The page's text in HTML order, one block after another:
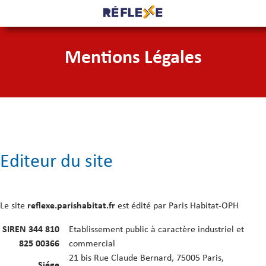
Mentions Légales
Editeur du site
Le site reflexe.parishabitat.fr est édité par Paris Habitat-OPH
SIREN 344 810
825 00366
Etablissement public à caractère industriel et
commercial
21 bis Rue Claude Bernard, 75005 Paris,